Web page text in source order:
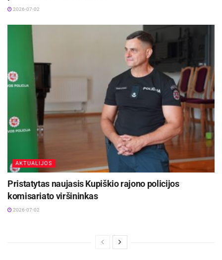
2026-07-02
AKTUALIJOS
Pristatytas naujasis Kupiškio rajono policijos
komisariato viršininkas
2026-07-02